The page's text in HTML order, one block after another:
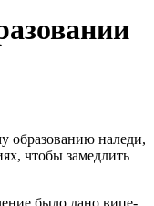
образованию наледи,
чтобы замедлить
было дано вице-